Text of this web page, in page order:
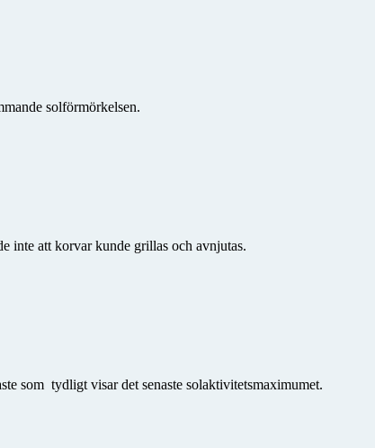
solförmörkelsen.
inte att korvar kunde grillas och avnjutas.
som tydligt visar det senaste solaktivitetsmaximumet.